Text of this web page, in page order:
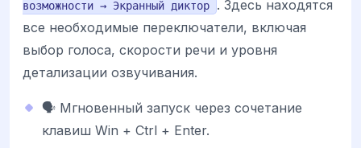
возможности → Экранный диктор
. Здесь находятся
все необходимые переключатели, включая
выбор голоса, скорости речи и уровня
детализации озвучивания.
🗣️ Мгновенный запуск через сочетание
клавиш Win + Ctrl + Enter.